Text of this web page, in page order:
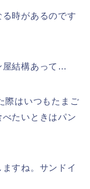
時があるのです
屋結構あって…
際はいつもたまご
たいときはパン
すね。サンドイ